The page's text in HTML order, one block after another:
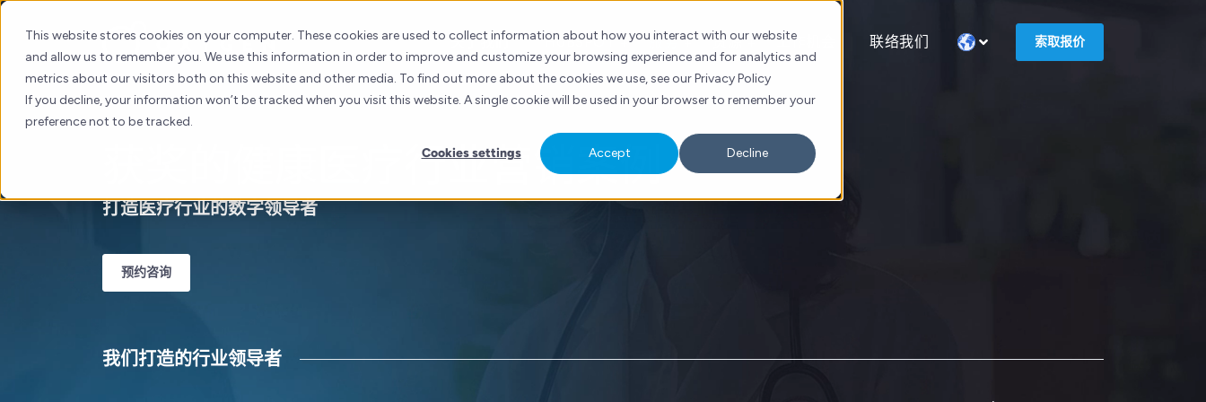
This website stores cookies on your computer. These cookies are used to collect information about how you interact with our website
and allow us to remember you. We use this information in order to improve and customize your browsing experience and for analytics and
metrics about our visitors both on this website and other media. To find out more about the cookies we use, see our Privacy Policy
If you decline, your information won’t be tracked when you visit this website. A single cookie will be used in your browser to remember your
preference not to be tracked.
Cookies settings Accept Decline
Skip
content
关于我们 HUBSPOT 服务 资源 工作机会 联络我们 索取报价
获奖的健康医疗行业营销案例
打造医疗行业的数字领导者
预约咨询
我们打造的行业领导者